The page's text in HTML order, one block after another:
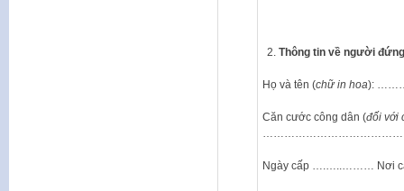
Thông tin về người
Họ và tên (chữ in hoa):
Căn cước công dân (đối với
Ngày cấp ….…..………